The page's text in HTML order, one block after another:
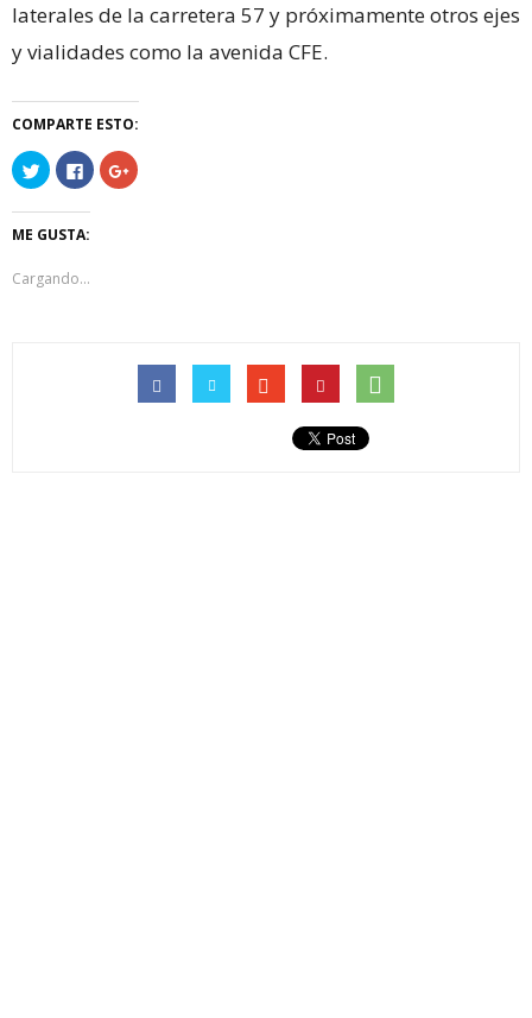
laterales de la carretera 57 y próximamente otros ejes
y vialidades como la avenida CFE.
COMPARTE ESTO:
Haz
clic
para
compartir
Twitter
en
una
Haz
clic
para
compartir
Facebook
en
Haz
clic
ME GUSTA:
Cargando...